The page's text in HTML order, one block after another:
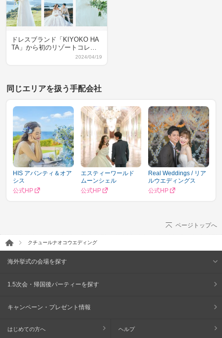
ドレスブランド「KIYOKO HA
TA」から初のリゾートコレク
2024/04/19
同じエリアを扱う手配会社
HIS アバンティ＆オア
シス
公式HP
エスティーワールド
ムーンシェル
公式HP
Real Weddings / リア
ルウエディングス
公式HP
ページトップへ
クチュールナオコウエディング
海外挙式の会場を探す
1.5次会・帰国後パーティーを探す
キャンペーン・プレゼント情報
はじめての方へ ヘルプ